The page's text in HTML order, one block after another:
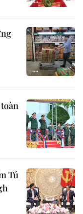
Tú